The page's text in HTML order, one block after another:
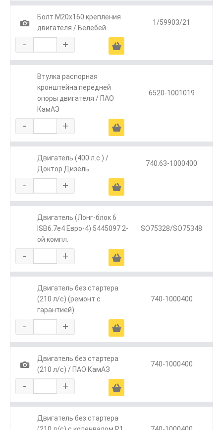
1
Болт М20х160 крепления
двигателя / Белебей
1/59903/21
- + Ä
Втулка распорная
кронштейна передней
опоры двигателя / ПАО
КамАЗ
6520-1001019
- + Ä
Двигатель (400 л.с.) /
Доктор Дизель
740.63-1000400
- + Ä
Двигатель (Лонг-блок 6
ISB6.7е4 Евро-4) 5445097 2-
ой компл.
SO75328/SO75348
- + Ä
Двигатель без стартера
(210 л/с) (ремонт с
гарантией)
740-1000400
- + Ä
1
Двигатель без стартера
(210 л/с) / ПАО КамАЗ
740-1000400
- + Ä
Двигатель без стартера